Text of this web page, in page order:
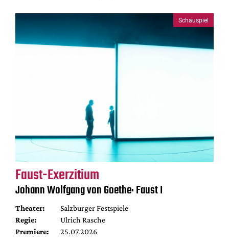
Schauspiel
Faust-Exerzitium
Johann Wolfgang von Goethe: Faust I
Theater:
Salzburger Festspiele
Regie:
Ulrich Rasche
Premiere:
25.07.2026